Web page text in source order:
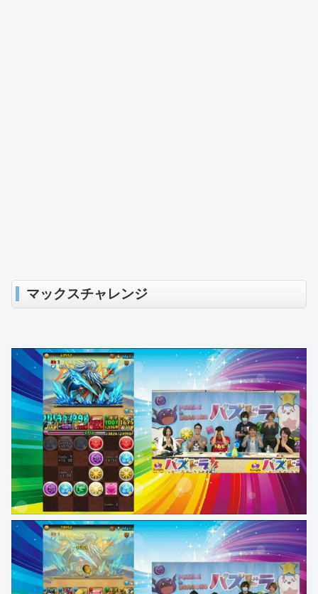
マックスチャレンジ